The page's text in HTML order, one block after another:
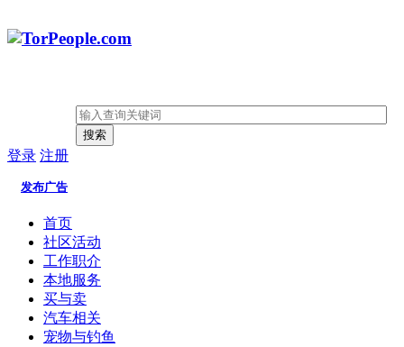
搜索
登录 注册
发布广告
首页
社区活动
工作职介
本地服务
买与卖
汽车相关
宠物与钓鱼